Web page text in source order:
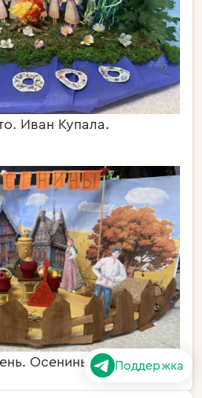
Иван Купала.
Осенины. Поддержка